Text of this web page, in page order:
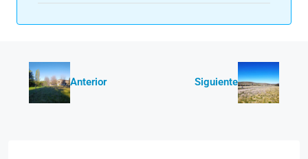
Anterior Siguiente